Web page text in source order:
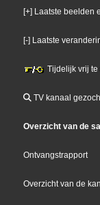
[+] Laatste beelden
[-] Laatste
Tijdelijk vrij
TV kanaal
Overzicht van de
Ontvangstrapport
Overzicht van de